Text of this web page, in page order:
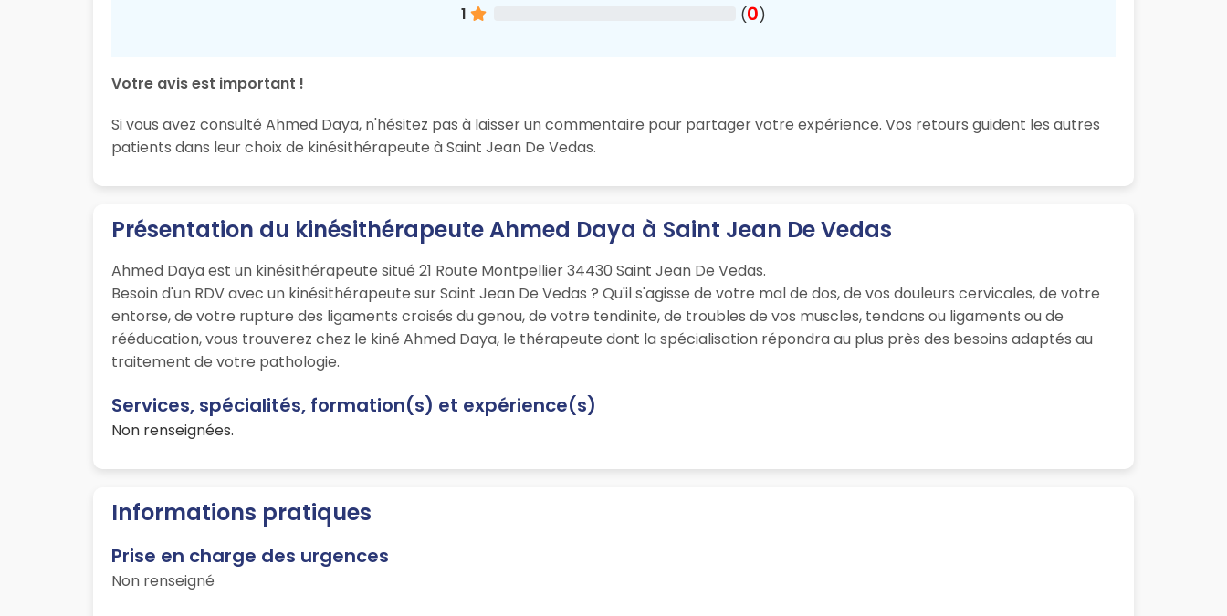
1
(0)
Votre avis est important !
Si vous avez consulté Ahmed Daya, n'hésitez pas à laisser un commentaire pour partager votre expérience. Vos retours guident les autres
patients dans leur choix de kinésithérapeute à Saint Jean De Vedas.
Présentation du kinésithérapeute Ahmed Daya à Saint Jean De Vedas
Ahmed Daya est un kinésithérapeute situé 21 Route Montpellier 34430 Saint Jean De Vedas.
Besoin d'un RDV avec un kinésithérapeute sur Saint Jean De Vedas ? Qu'il s'agisse de votre mal de dos, de vos douleurs cervicales, de votre
entorse, de votre rupture des ligaments croisés du genou, de votre tendinite, de troubles de vos muscles, tendons ou ligaments ou de
rééducation, vous trouverez chez le kiné Ahmed Daya, le thérapeute dont la spécialisation répondra au plus près des besoins adaptés au
traitement de votre pathologie.
Services, spécialités, formation(s) et expérience(s)
Non renseignées.
Informations pratiques
Prise en charge des urgences
Non renseigné